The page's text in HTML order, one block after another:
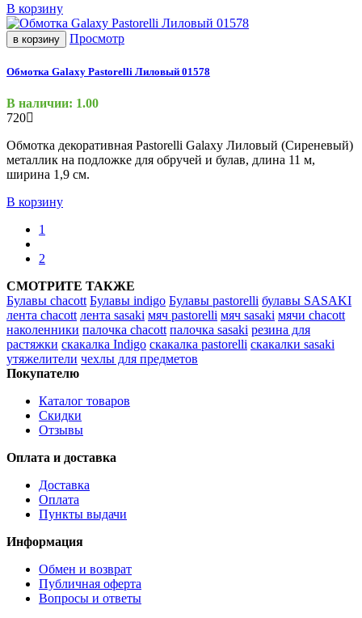
В корзину
в корзину Просмотр
Обмотка Galaxy Pastorelli Лиловый 01578
В наличии: 1.00
720
Обмотка декоративная Pastorelli Galaxy Лиловый (Сиреневый)
металлик на подложке для обручей и булав, длина 11 м,
ширина 1,9 см.
В корзину
1
2
СМОТРИТЕ ТАКЖЕ
Булавы chacott Булавы indigo Булавы pastorelli булавы SASAKI
лента chacott лента sasaki мяч pastorelli мяч sasaki мячи chacott
наколенники палочка chacott палочка sasaki резина для
растяжки скакалка Indigo скакалка pastorelli скакалки sasaki
утяжелители чехлы для предметов
Покупателю
Каталог товаров
Скидки
Отзывы
Оплата и доставка
Доставка
Оплата
Пункты выдачи
Информация
Обмен и возврат
Публичная оферта
Вопросы и ответы